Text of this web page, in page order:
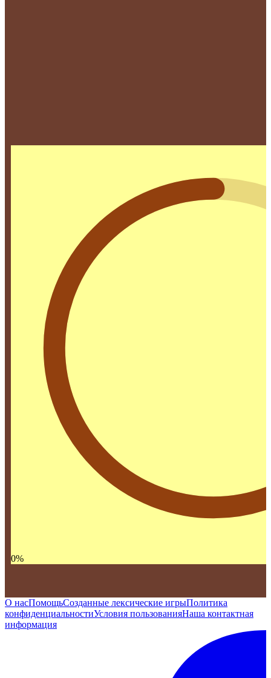
0%
О насПомощьСозданные лексические игрыПолитика
конфиденциальностиУсловия пользованияНаша контактная
информация